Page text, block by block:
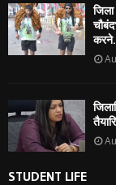
STUDENT LIFE